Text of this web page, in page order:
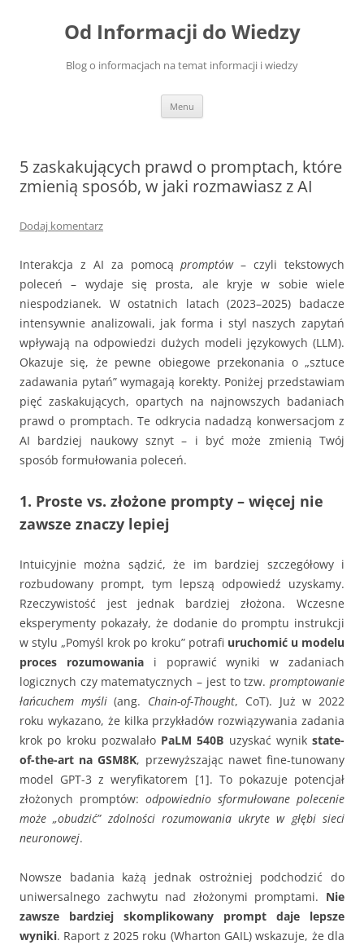
Od Informacji do Wiedzy
Blog o informacjach na temat informacji i wiedzy
Menu
5 zaskakujących prawd o promptach, które
zmienią sposób, w jaki rozmawiasz z AI
Dodaj komentarz
Interakcja z AI za pomocąpromptów– czyli tekstowych
poleceń – wydaje się prosta, ale kryje w sobie wiele
niespodzianek. W ostatnich latach (2023–2025) badacze
intensywnie analizowali, jak forma i styl naszych zapytań
wpływają na odpowiedzi dużych modeli językowych (LLM).
Okazuje się, że pewne obiegowe przekonania o „sztuce
zadawania pytań” wymagają korekty. Poniżej przedstawiam
pięć zaskakujących, opartych na najnowszych badaniach
prawd o promptach. Te odkrycia nadadzą konwersacjom z
AI bardziej naukowy sznyt – i być może zmienią Twój
sposób formułowania poleceń.
1. Proste vs. złożone prompty – więcej nie
zawsze znaczy lepiej
Intuicyjnie można sądzić, że im bardziej szczegółowy i
rozbudowany prompt, tym lepszą odpowiedź uzyskamy.
Rzeczywistość jest jednak bardziej złożona. Wczesne
eksperymenty pokazały, że dodanie do promptu instrukcji
w stylu „Pomyśl krok po kroku” potrafi uruchomić u modelu
proces rozumowaniai poprawić wyniki w zadaniach
logicznych czy matematycznych – jest to tzw. promptowanie
łańcuchem myśli(ang. Chain-of-Thought, CoT). Już w 2022
roku wykazano, że kilka przykładów rozwiązywania zadania
krok po kroku pozwalało PaLM 540B uzyskać wynik state-
of-the-art na GSM8K, przewyższając nawet fine-tunowany
model GPT-3 z weryfikatorem [1]. To pokazuje potencjał
złożonych promptów: odpowiednio sformułowane polecenie
może „obudzić” zdolności rozumowania ukryte w głębi sieci
neuronowej.
Nowsze badania każą jednak ostrożniej podchodzić do
uniwersalnego zachwytu nad złożonymi promptami. Nie
zawsze bardziej skomplikowany prompt daje lepsze
wyniki. Raport z 2025 roku (Wharton GAIL) wskazuje, że dla